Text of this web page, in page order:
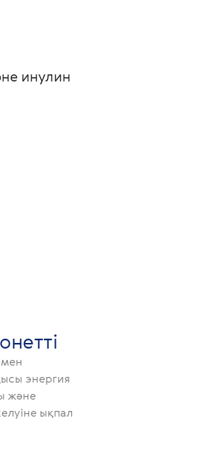
инулин
энергия
және
ықпал